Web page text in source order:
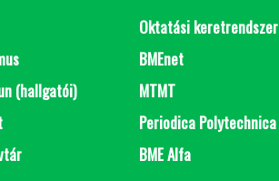
(hallgatói)
Oktatási keretrendszer
BMEnet
MTMT
Periodica Polytechnica
BME Alfa